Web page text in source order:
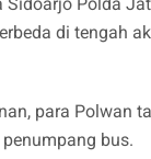
di tengah
para Polwan
bus.